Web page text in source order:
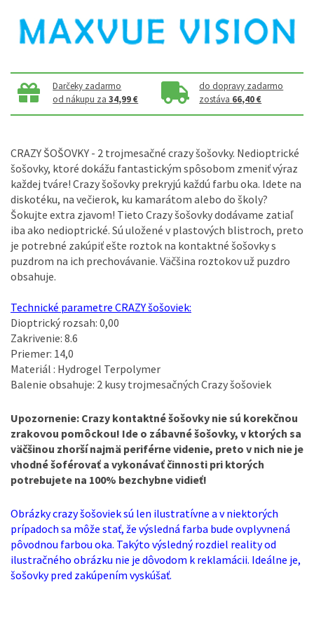
Darčeky zadarmo
od nákupu za34,99 €
do dopravy zadarmo
zostáva 66,40 €
CRAZY ŠOŠOVKY - 2 trojmesačné crazy šošovky. Nedioptrické
šošovky, ktoré dokážu fantastickým spôsobom zmeniť výraz
každej tváre! Crazy šošovky prekryjú každú farbu oka. Idete na
diskotéku, na večierok, ku kamarátom alebo do školy?
Šokujte extra zjavom! Tieto Crazy šošovky dodávame zatiaľ
iba ako nedioptrické. Sú uložené v plastových blistroch, preto
je potrebné zakúpiť ešte roztok na kontaktné šošovky s
puzdrom na ich prechovávanie. Väčšina roztokov už puzdro
obsahuje.
Technické parametre CRAZY šošoviek:
Dioptrický rozsah: 0,00
Zakrivenie: 8.6
Priemer: 14,0
Materiál : Hydrogel Terpolymer
Balenie obsahuje: 2 kusy trojmesačných Crazy šošoviek
Upozornenie: Crazy kontaktné šošovky nie sú korekčnou
zrakovou pomôckou! Ide o zábavné šošovky, v ktorých sa
väčšinou zhorší najmä periférne videnie, preto v nich nie je
vhodné šoférovať a vykonávať činnosti pri ktorých
potrebujete na 100% bezchybne vidieť!
Obrázky crazy šošoviek sú len ilustratívne a v niektorých
prípadoch sa môže stať, že výsledná farba bude ovplyvnená
pôvodnou farbou oka. Takýto výsledný rozdiel reality od
ilustračného obrázku nie je dôvodom k reklamácii. Ideálne je,
šošovky pred zakúpením vyskúšať.